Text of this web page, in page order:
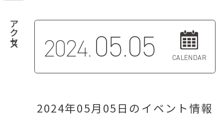
アクセス 2024.05.05 CALENDAR
2024年05月05日のイベント情報